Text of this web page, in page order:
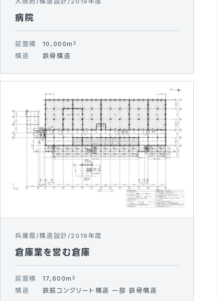
病院
延面積 10,000m 2
構造 鉄骨構造
兵庫県 構造設計 2019年度
倉庫業を営む倉庫
延面積 17,600m 2
構造 鉄筋コンクリート構造 一部 鉄骨構造